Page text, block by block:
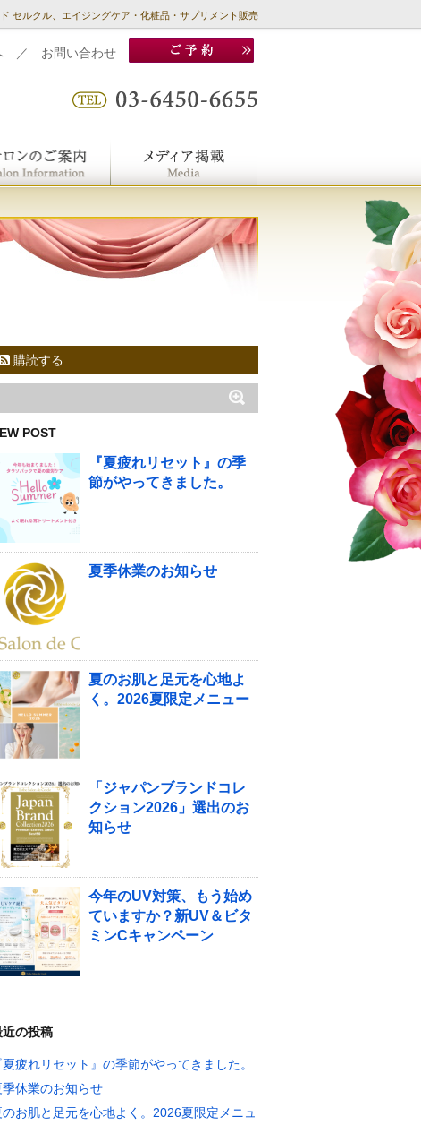
セルクル、エイジングケア・化粧品・サプリメント販売
／ お問い合わせ
購読する
POST
『夏疲れリセット』の季
節がやってきました。
夏季休業のお知らせ
夏のお肌と足元を心地よ
く。2026夏限定メニュー
「ジャパンブランドコレ
クション2026」選出のお
知らせ
今年のUV対策、もう始め
ていますか？新UV＆ビタ
ミンCキャンペーン
近の投稿
夏疲れリセット』の季節がやってきました。
季休業のお知らせ
のお肌と足元を心地よく。2026夏限定メニュ